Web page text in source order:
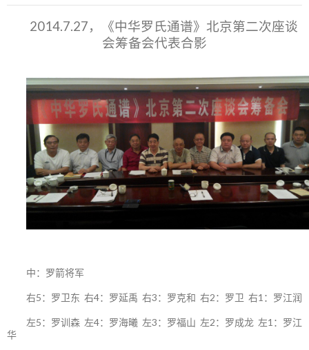
2014.7.27，《中华罗氏通谱》北京第二次座谈
会筹备会代表合影
中：罗箭将军
右5：罗卫东 右4：罗延禹 右3：罗克和 右2：罗卫 右1：罗江润
左5：罗训森 左4：罗海曦 左3：罗福山 左2：罗成龙 左1：罗江
华